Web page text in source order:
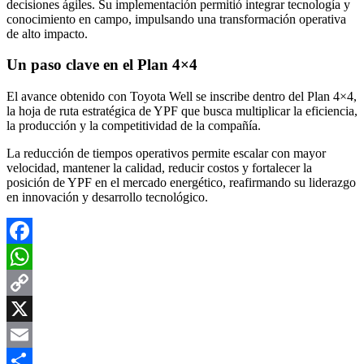
decisiones ágiles. Su implementación permitió integrar tecnología y
conocimiento en campo, impulsando una transformación operativa
de alto impacto.
Un paso clave en el Plan 4×4
El avance obtenido con Toyota Well se inscribe dentro del Plan 4×4,
la hoja de ruta estratégica de YPF que busca multiplicar la eficiencia,
la producción y la competitividad de la compañía.
La reducción de tiempos operativos permite escalar con mayor
velocidad, mantener la calidad, reducir costos y fortalecer la
posición de YPF en el mercado energético, reafirmando su liderazgo
en innovación y desarrollo tecnológico.
Facebook
WhatsApp
Copy
Link
X
Email